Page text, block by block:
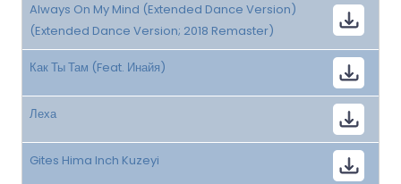
Always On My Mind (Extended Dance Version)
(Extended Dance Version; 2018 Remaster)
Как Ты Там (Feat. Инайя)
Леха
Gites Hima Inch Kuzeyi